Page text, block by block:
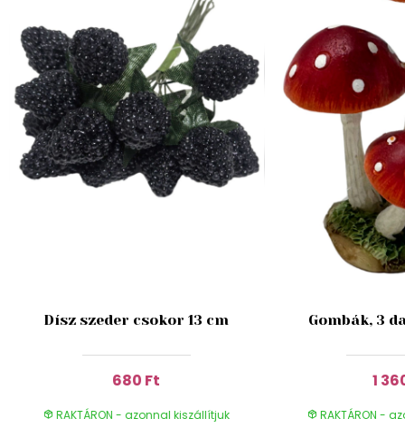
Dísz szeder csokor 13 cm
680 Ft
RAKTÁRON - azonnal kiszállítjuk
Gombák, 3
1
RAKTÁRON -